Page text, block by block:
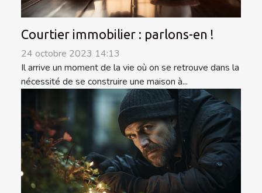
Courtier immobilier : parlons-en !
24 octobre 2023 14:13
Il arrive un moment de la vie où on se retrouve dans la
nécessité de se construire une maison à...